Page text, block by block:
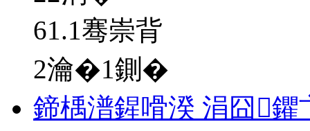
61.1骞崇背
2瀹�1鍘�
鍗楀潽鍟嗗湀 涓囧鑺